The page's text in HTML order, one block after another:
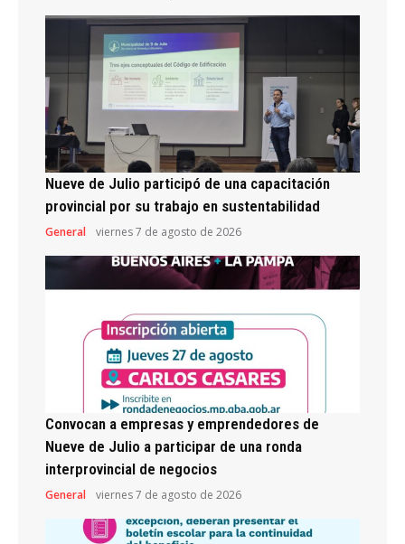
Nueve de Julio participó de una capacitación
provincial por su trabajo en sustentabilidad
General viernes 7 de agosto de 2026
Convocan a empresas y emprendedores de
Nueve de Julio a participar de una ronda
interprovincial de negocios
General viernes 7 de agosto de 2026